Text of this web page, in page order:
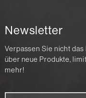
Newsletter
Verpassen Sie nicht
über neue Produkte,
mehr!